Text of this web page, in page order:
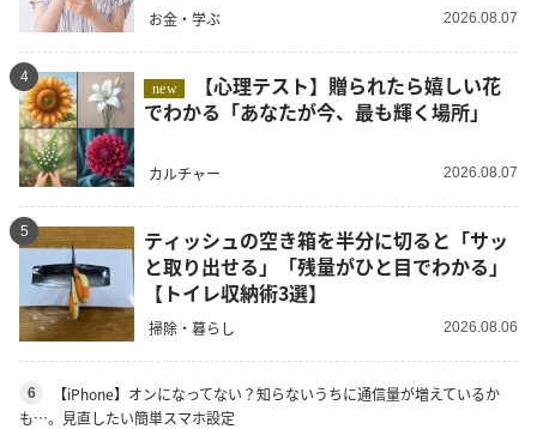
お金・学ぶ 2026.08.07
4
new
でわかる「あなたが今、最も輝く場所」
カルチャー 2026.08.07
5
ティッシュの空き箱を半分に切ると「サッ
と取り出せる」「残量がひと目でわかる」
【トイレ収納術3選】
掃除・暮らし 2026.08.06
6
【iPhone】オンになってない？知らないうちに通信量が増えているか
も…。見直したい簡単スマホ設定